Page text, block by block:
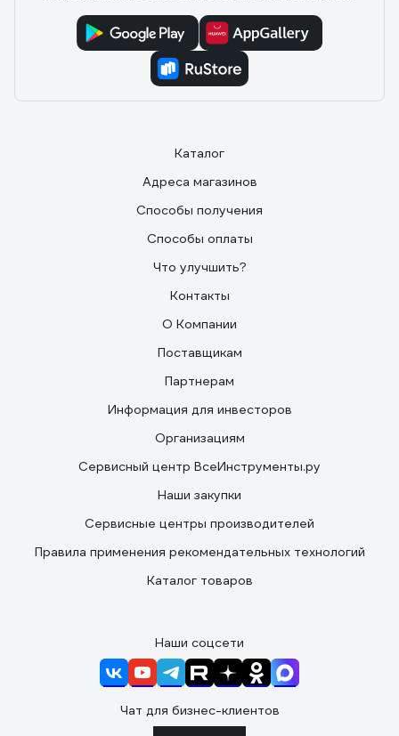
Каталог
Адреса магазинов
Способы получения
Способы оплаты
Что улучшить?
Контакты
О Компании
Поставщикам
Партнерам
Информация для инвесторов
Организациям
Сервисный центр ВсеИнструменты.ру
Наши закупки
Сервисные центры производителей
Правила применения рекомендательных технологий
Каталог товаров
Наши соцсети
Чат для бизнес-клиентов